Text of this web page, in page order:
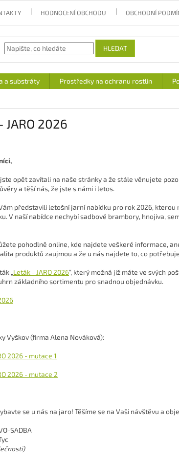
HODNOCENÍ OBCHODU OBCHODNÍ
HLEDAT
a substráty Prostředky na ochranu rostlin
JARO 2026
opět zavítali na naše stránky a že stále věnujete
a těší nás, že jste s námi i letos.
představili letošní jarní nabídku pro rok 2026,
V naší nabídce nechybí sadbové brambory, hnojiva,
pohodlně online, kde najdete veškeré informace,
produktů zaujmou a že u nás najdete to, co
„Leták - JARO 2026“, který možná již máte ve svých
základního sortimentu pro snadnou objednávku.
Vyškov (firma Alena Nováková):
2026 - mutace 1
2026 - mutace 2
se u nás na jaro! Těšíme se na Vaši návštěvu a
SADBA